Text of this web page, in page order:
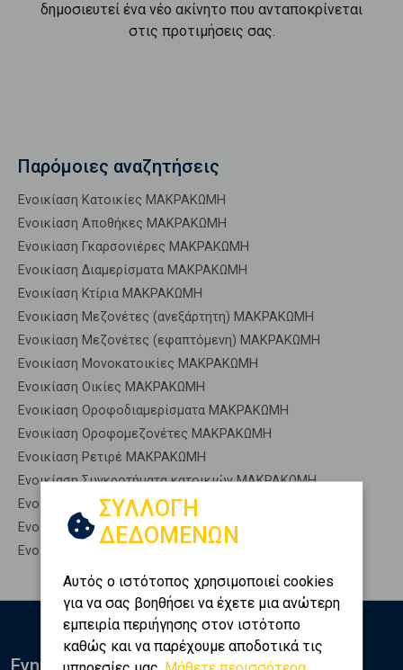
δημοσιευτεί ένα νέο ακίνητο που ανταποκρίνεται
στις προτιμήσεις σας.
Παρόμοιες αναζητήσεις
Ενοικίαση Κατοικίες ΜΑΚΡΑΚΩΜΗ
Ενοικίαση Αποθήκες ΜΑΚΡΑΚΩΜΗ
Ενοικίαση Γκαρσονιέρες ΜΑΚΡΑΚΩΜΗ
Ενοικίαση Διαμερίσματα ΜΑΚΡΑΚΩΜΗ
Ενοικίαση Κτίρια ΜΑΚΡΑΚΩΜΗ
Ενοικίαση Μεζονέτες (ανεξάρτητη) ΜΑΚΡΑΚΩΜΗ
Ενοικίαση Μεζονέτες (εφαπτόμενη) ΜΑΚΡΑΚΩΜΗ
Ενοικίαση Μονοκατοικίες ΜΑΚΡΑΚΩΜΗ
Ενοικίαση Οικίες ΜΑΚΡΑΚΩΜΗ
Ενοικίαση Οροφοδιαμερίσματα ΜΑΚΡΑΚΩΜΗ
Ενοικίαση Οροφομεζονέτες ΜΑΚΡΑΚΩΜΗ
Ενοικίαση Ρετιρέ ΜΑΚΡΑΚΩΜΗ
Ενοικίαση Συγκροτήματα κατοικιών ΜΑΚΡΑΚΩΜΗ
Ενοικίαση Υπόγεια ΜΑΚΡΑΚΩΜΗ
Ενοικίαση Υπόσκαφα ΜΑΚΡΑΚΩΜΗ
Ενοικίαση Υπολ. υψουν ΜΑΚΡΑΚΩΜΗ
ΣΥΛΛΟΓΗ
ΔΕΔΟΜΕΝΩΝ
Αυτός ο ιστότοπος χρησιμοποιεί cookies
για να σας βοηθήσει να έχετε μια ανώτερη
εμπειρία περιήγησης στον ιστότοπο
καθώς και να παρέχουμε αποδοτικά τις
Ενημερωθείτε